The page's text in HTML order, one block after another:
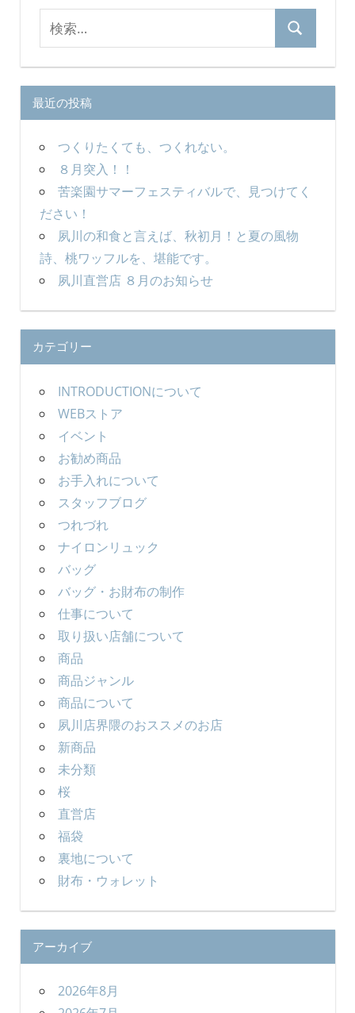
ョ
ン
対
象:
検
最近の投稿
つくりたくても、つくれない。
８月突入！！
苦楽園サマーフェスティバルで、見つけてく
ださい！
夙川の和食と言えば、秋初月！と夏の風物
詩、桃ワッフルを、堪能です。
夙川直営店 ８月のお知らせ
カテゴリー
INTRODUCTIONについて
WEBストア
イベント
お勧め商品
お手入れについて
スタッフブログ
つれづれ
ナイロンリュック
バッグ
バッグ・お財布の制作
仕事について
取り扱い店舗について
商品
商品ジャンル
商品について
夙川店界隈のおススメのお店
新商品
未分類
桜
直営店
福袋
裏地について
財布・ウォレット
アーカイブ
2026年8月